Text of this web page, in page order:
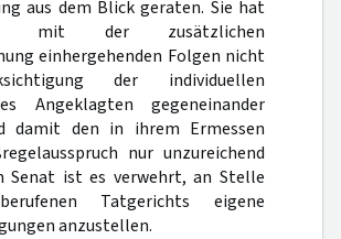
aus dem Blick geraten. Sie hat
mit der zusätzlichen
einhergehenden Folgen nicht
der individuellen
Angeklagten gegeneinander
damit den in ihrem Ermessen
nur unzureichend
Senat ist es verwehrt, an Stelle
Tatgerichts eigene
anzustellen.